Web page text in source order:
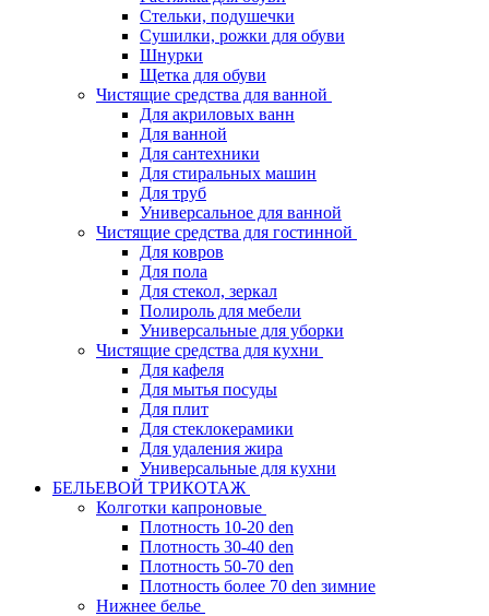
Стельки, подушечки
Сушилки, рожки для обуви
Шнурки
Щетка для обуви
Чистящие средства для ванной
Для акриловых ванн
Для ванной
Для сантехники
Для стиральных машин
Для труб
Универсальное для ванной
Чистящие средства для гостинной
Для ковров
Для пола
Для стекол, зеркал
Полироль для мебели
Универсальные для уборки
Чистящие средства для кухни
Для кафеля
Для мытья посуды
Для плит
Для стеклокерамики
Для удаления жира
Универсальные для кухни
БЕЛЬЕВОЙ ТРИКОТАЖ
Колготки капроновые
Плотность 10-20 den
Плотность 30-40 den
Плотность 50-70 den
Плотность более 70 den зимние
Нижнее белье